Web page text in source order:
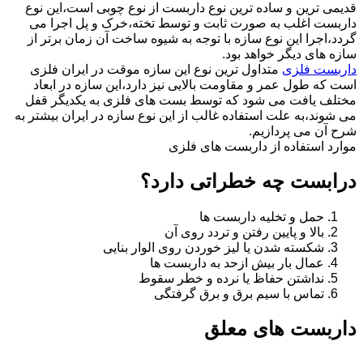
قدیمی ترین و ساده ترین نوع داربست از نوع چوبی است،این نوع
داربست اغلب به صورت ثابت و توسط تخته،خرک و پل اجرا می
گردد،اجرا این نوع سازه با توجه به شیوه ساخت آن زمان برتر از
سازه های دیگر خواهد بود.
داربست فلزی متداول ترین نوع این سازه موقت در ایران فلزی
است که طول عمر و مقاومت بالایی نیز دارد،این سازه در ابعاد
مختلف یافت می شود که توسط بست های فلزی به یکدیگر قفل
می شوند،به علت استفاده غالب از این نوع سازه در ایران بیشتر به
شرح آن می پردازیم.
موارد استفاده از داربست های فلزی
درابست چه خطراتی دارد؟
حمل و تخلیه داربست ها
بالا و پایین رفتن و تردد روی آن
شکسته شدن یا لیز خوردن روی الوار بنایی
عمال بار بیش ازحد به داربست ها
نداشتن حفاظ یا نرده و خطر سقوط
تماس با سیم برق و برق گرفتگی
داربست های معلق